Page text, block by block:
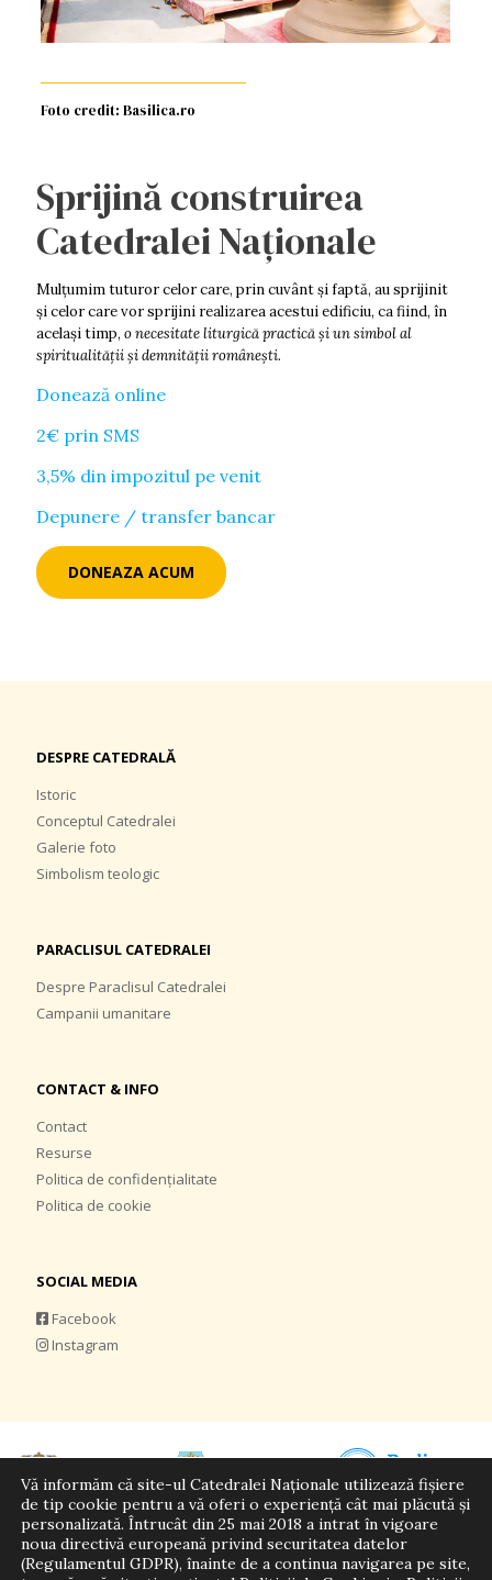
Foto credit: Basilica.ro
Sprijină construirea
Catedralei Naționale
Mulţumim tuturor celor care, prin cuvânt şi faptă, au sprijinit
şi celor care vor sprijini realizarea acestui edificiu, ca fiind, în
acelaşi timp, o necesitate liturgică practică şi un simbol al
spiritualităţii şi demnității româneşti.
Donează online
2€ prin SMS
3,5% din impozitul pe venit
Depunere / transfer bancar
DONEAZA ACUM
DESPRE CATEDRALĂ
Istoric
Conceptul Catedralei
Galerie foto
Simbolism teologic
PARACLISUL CATEDRALEI
Despre Paraclisul Catedralei
Campanii umanitare
CONTACT & INFO
Contact
Resurse
Politica de confidențialitate
Politica de cookie
SOCIAL MEDIA
Facebook
Instagram
Vă informăm că site-ul Catedralei Naționale utilizează fișiere
de tip cookie pentru a vă oferi o experiență cât mai plăcută și
personalizată. Întrucât din 25 mai 2018 a intrat în vigoare
noua directivă europeană privind securitatea datelor
(Regulamentul GDPR), înainte de a continua navigarea pe site,